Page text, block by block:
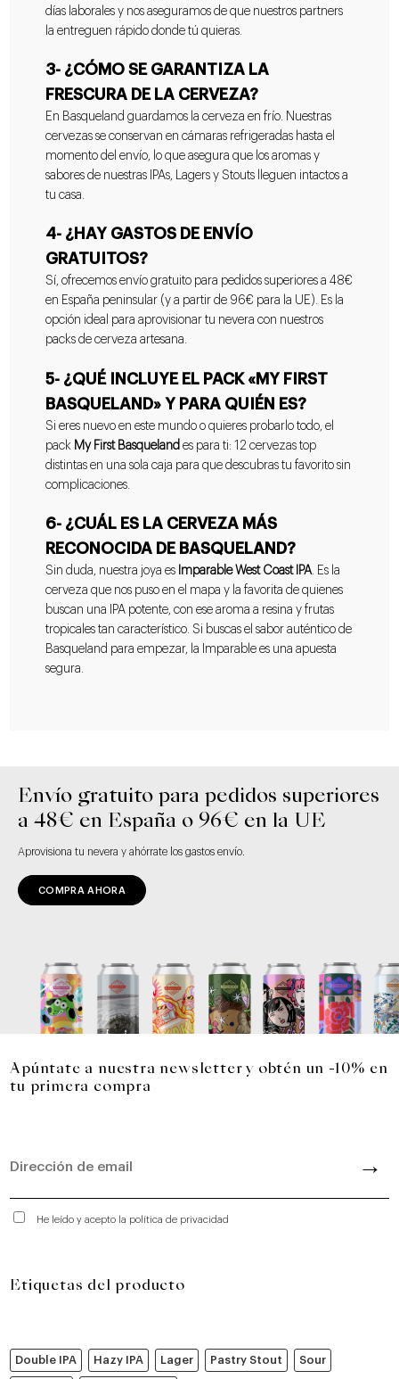
días laborales y nos aseguramos de que nuestros partners
la entreguen rápido donde tú quieras.
3- ¿CÓMO SE GARANTIZA LA
FRESCURA DE LA CERVEZA?
En Basqueland guardamos la cerveza en frío. Nuestras
cervezas se conservan en cámaras refrigeradas hasta el
momento del envío, lo que asegura que los aromas y
sabores de nuestras IPAs, Lagers y Stouts lleguen intactos a
tu casa.
4- ¿HAY GASTOS DE ENVÍO
GRATUITOS?
Sí, ofrecemos envío gratuito para pedidos superiores a 48€
en España peninsular (y a partir de 96€ para la UE). Es la
opción ideal para aprovisionar tu nevera con nuestros
packs de cerveza artesana.
5- ¿QUÉ INCLUYE EL PACK «MY FIRST
BASQUELAND» Y PARA QUIÉN ES?
Si eres nuevo en este mundo o quieres probarlo todo, el
pack My First Basqueland es para ti: 12 cervezas top
distintas en una sola caja para que descubras tu favorito sin
complicaciones.
6- ¿CUÁL ES LA CERVEZA MÁS
RECONOCIDA DE BASQUELAND?
Sin duda, nuestra joya es Imparable West Coast IPA. Es la
cerveza que nos puso en el mapa y la favorita de quienes
buscan una IPA potente, con ese aroma a resina y frutas
tropicales tan característico. Si buscas el sabor auténtico de
Basqueland para empezar, la Imparable es una apuesta
segura.
Envío gratuito para pedidos superiores
a 48€ en España o 96€ en la UE
Aprovisiona tu nevera y ahórrate los gastos envío.
COMPRA AHORA
Apúntate a nuestra newsletter y obtén un -10% en
tu primera compra
He leído y acepto la política de privacidad
Etiquetas del producto
Double IPA Hazy IPA Lager Pastry Stout Sour